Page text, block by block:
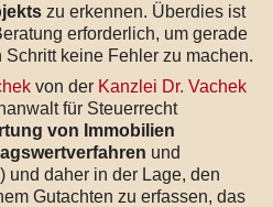
zu erkennen. Überdies ist
erforderlich, um gerade
keine Fehler zu machen.
von der Kanzlei Dr. Vachek
für Steuerrecht
von Immobilien
und
) und daher in der Lage, den
Gutachten zu erfassen, das